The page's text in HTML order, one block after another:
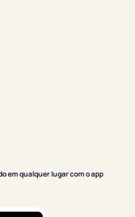
em qualquer lugar com o app